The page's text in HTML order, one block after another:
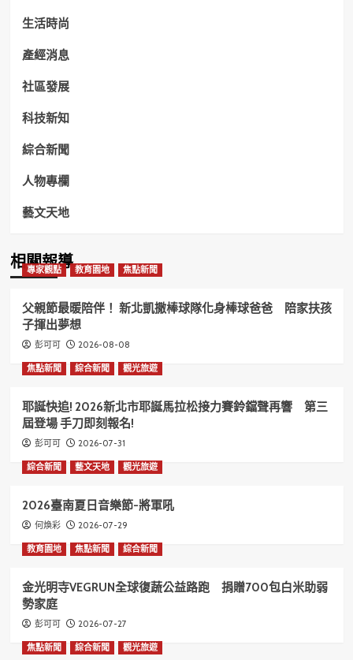
生活時尚
產經消息
社區發展
科技新知
綜合新聞
人物專欄
藝文天地
相關報導
專家觀點 教育園地 焦點新聞
父親節最暖陪伴！ 新北凱撒棒球隊化身棒球爸爸 陪家扶孩
子揮出夢想
彭可可 2026-08-08
焦點新聞 綜合新聞 觀光旅遊
耶誕快追! 2026新北市耶誕馬拉松接力賽鈴鐺聲再響 第三
屆登場 手刀即刻報名!
彭可可 2026-07-31
綜合新聞 藝文天地 觀光旅遊
2026臺南夏日音樂節-將軍吼
何煥彩 2026-07-29
教育園地 焦點新聞 綜合新聞
金光明寺VEGRUN全球復蔬公益路跑 捐贈700包白米助弱
勢家庭
彭可可 2026-07-27
焦點新聞 綜合新聞 觀光旅遊